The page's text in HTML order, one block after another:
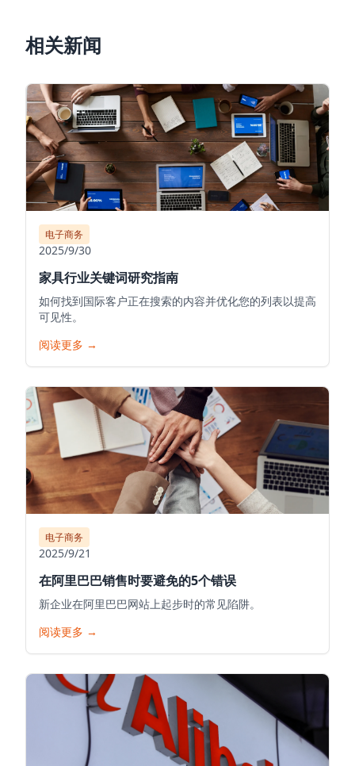
相关新闻
电子商务
2025/9/30
家具行业关键词研究指南
如何找到国际客户正在搜索的内容并优化您的列表以提高
可见性。
阅读更多 →
电子商务
2025/9/21
在阿里巴巴销售时要避免的5个错误
新企业在阿里巴巴网站上起步时的常见陷阱。
阅读更多 →